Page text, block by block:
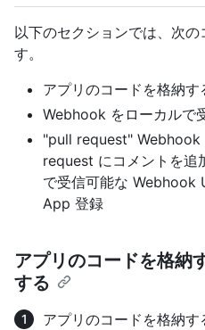
以下のセクションでは、次
す。
アプリのコードを格納す
Webhook をローカルで
"pull request" Webhook
request にコメントを追
で受信可能な Webhook
App 登録
アプリのコードを格納
する
アプリのコードを格納す